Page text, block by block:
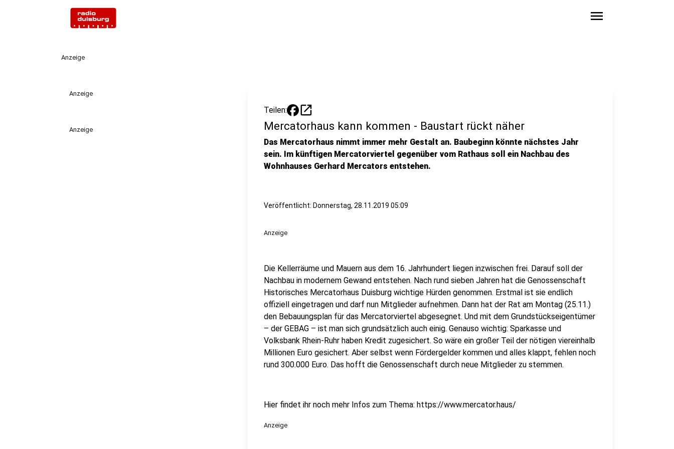
menu
Anzeige
Anzeige
Anzeige
Teilen: open_in_new
Mercatorhaus kann kommen - Baustart rückt näher
Das Mercatorhaus nimmt immer mehr Gestalt an. Baubeginn könnte nächstes Jahr
sein. Im künftigen Mercatorviertel gegenüber vom Rathaus soll ein Nachbau des
Wohnhauses Gerhard Mercators entstehen.
Veröffentlicht: Donnerstag, 28.11.2019 05:09
Anzeige
Die Kellerräume und Mauern aus dem 16. Jahrhundert liegen inzwischen frei. Darauf soll der
Nachbau in modernem Gewand entstehen. Nach rund sieben Jahren hat die Genossenschaft
Historisches Mercatorhaus Duisburg wichtige Hürden genommen. Erstmal ist sie endlich
offiziell eingetragen und darf nun Mitglieder aufnehmen. Dann hat der Rat am Montag (25.11.)
den Bebauungsplan für das Mercatorviertel abgesegnet. Und mit dem Grundstückseigentümer
– der GEBAG – ist man sich grundsätzlich auch einig. Genauso wichtig: Sparkasse und
Volksbank Rhein-Ruhr haben Kredit zugesichert. So wäre ein großer Teil der nötigen viereinhalb
Millionen Euro gesichert. Aber selbst wenn Fördergelder kommen und alles klappt, fehlen noch
rund 300.000 Euro. Das hofft die Genossenschaft durch neue Mitglieder zu stemmen.
Hier findet ihr noch mehr Infos zum Thema: https://www.mercator.haus/
Anzeige